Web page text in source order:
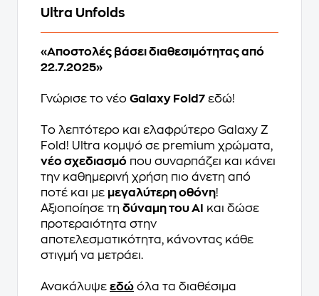
Ultra Unfolds
«Αποστολές βάσει διαθεσιμότητας από
22.7.2025»
Γνώρισε το νέο Galaxy Fold7 εδώ!
Tο λεπτότερο και ελαφρύτερο Galaxy Z
Fold! Ultra κομψό σε premium χρώματα,
νέο σχεδιασμό που συναρπάζει και κάνει
την καθημερινή χρήση πιο άνετη από
ποτέ και με μεγαλύτερη οθόνη!
Αξιοποίησε τη δύναμη του AI
και δώσε
προτεραιότητα στην
αποτελεσματικότητα, κάνοντας κάθε
στιγμή να μετράει.
Ανακάλυψε εδώ όλα τα διαθέσιμα